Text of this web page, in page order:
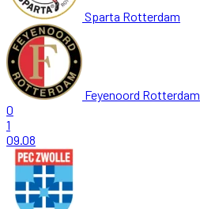
Sparta Rotterdam
Feyenoord Rotterdam
0
1
09.08